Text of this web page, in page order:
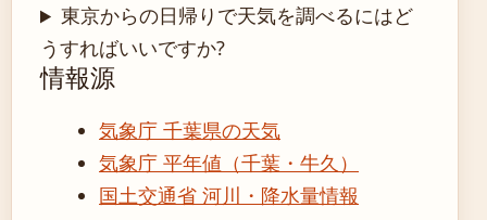
東京からの日帰りで天気を調べるにはど
うすればいいですか?
情報源
気象庁 千葉県の天気
気象庁 平年値（千葉・牛久）
国土交通省 河川・降水量情報